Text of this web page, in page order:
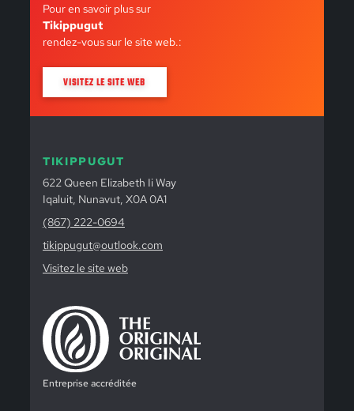
Pour en savoir plus sur
Tikippugut
rendez-vous sur le site web.:
VISITEZ LE SITE WEB
TIKIPPUGUT
622 Queen Elizabeth Ii Way
Iqaluit, Nunavut, X0A 0A1
(867) 222-0694
tikippugut@outlook.com
Visitez le site web
Entreprise accréditée